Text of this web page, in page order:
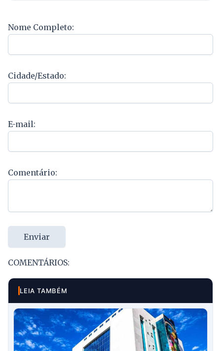
Nome Completo:
Cidade/Estado:
E-mail:
Comentário:
Enviar
COMENTÁRIOS:
LEIA TAMBÉM